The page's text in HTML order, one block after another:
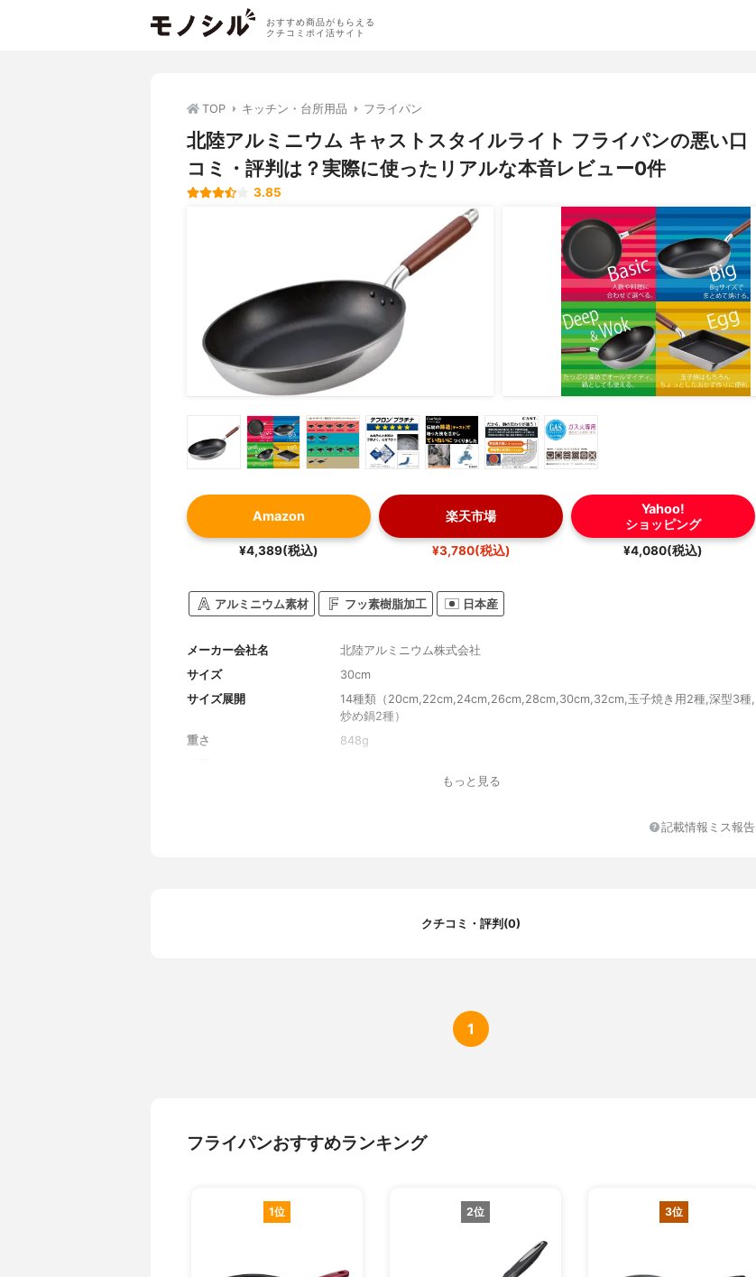
おすすめ商品がもらえる
クチコミポイ活サイト
TOP キッチン・台所用品 フライパン
北陸アルミニウム キャストスタイルライト フライパンの悪い口
コミ・評判は？実際に使ったリアルな本音レビュー0件
3.85
Amazon
¥4,389(税込)
楽天市場
¥3,780(税込)
Yahoo!
ショッピング
¥4,080(税込)
アルミニウム素材 フッ素樹脂加工 日本産
メーカー会社名
北陸アルミニウム株式会社
サイズ
30cm
サイズ展開
14種類（20cm,22cm,24cm,26cm,28cm,30cm,32cm,玉子焼き用2種,深型3種,
炒め鍋2種）
重さ
848g
もっと見る
記載情報ミス報告
クチコミ・評判(0)
1
フライパンおすすめランキング
1位 2位 3位